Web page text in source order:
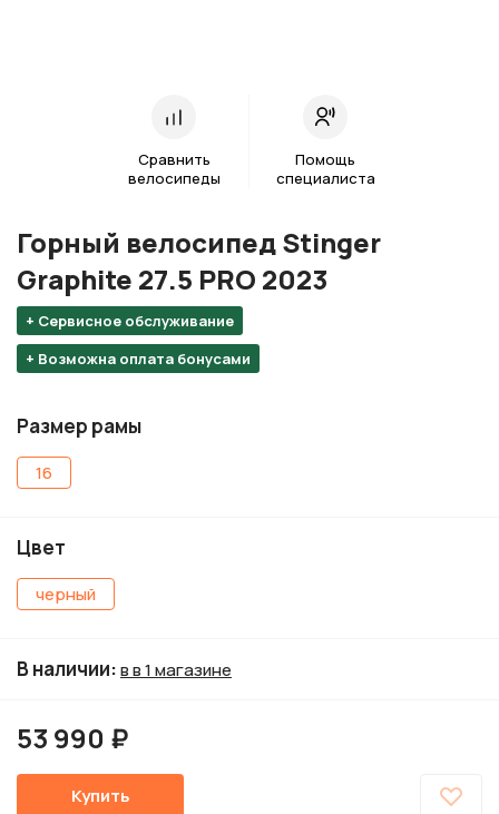
Сравнить
велосипеды
Помощь
специалиста
+ Сервисное обслуживание
+ Возможна оплата бонусами
Горный велосипед Stinger
Graphite 27.5 PRO 2023
Размер рамы
16
Цвет
черный
В наличии:в в 1 магазине
53 990 ₽
Купить